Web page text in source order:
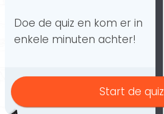
Doe de quiz en kom er in
enkele minuten achter!
Start de quiz